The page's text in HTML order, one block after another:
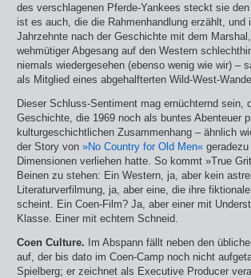
des verschlagenen Pferde-Yankees steckt sie
ist es auch, die die Rahmenhandlung erzählt, und
Jahrzehnte nach der Geschichte mit dem
wehmütiger Abgesang auf den Western
niemals wiedergesehen (ebenso wenig wie wir) –
als Mitglied eines abgehalfterten Wild-West-
Dieser Schluss-Sentiment mag ernüchternd sein,
Geschichte, die 1969 noch als buntes Abenteuer
kulturgeschichtlichen Zusammenhang – ähnlich
der Story von »No Country for Old Men«
Dimensionen verliehen hatte. So kommt »True
Beinen zu stehen: Ein Western, ja, aber kein
Literaturverfilmung, ja, aber eine, die ihre
scheint. Ein Coen-Film? Ja, aber einer mit
Klasse. Einer mit echtem Schneid.
Coen Culture. Im Abspann fällt neben den
auf, der bis dato im Coen-Camp noch nicht
Spielberg; er zeichnet als Executive Producer